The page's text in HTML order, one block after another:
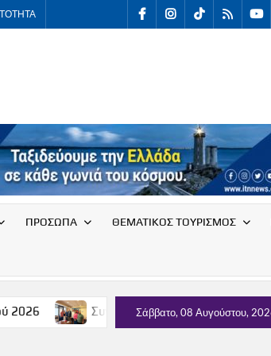
facebookInstagram
TikTokRSS
ΠΡΟΣΩΠΑ ΘΕΜΑΤΙΚΟΣ ΤΟΥΡΙΣΜΟΣ
Συνάντηση του Συλλόγου Υπαλλήλων Ε.Ο.Τ.
Σάββατο, 08 Αυγούστου,